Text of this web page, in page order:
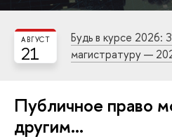
21
АВГУСТ
Будь в курсе 2026:
магистратуру —
Публичное право
другим…